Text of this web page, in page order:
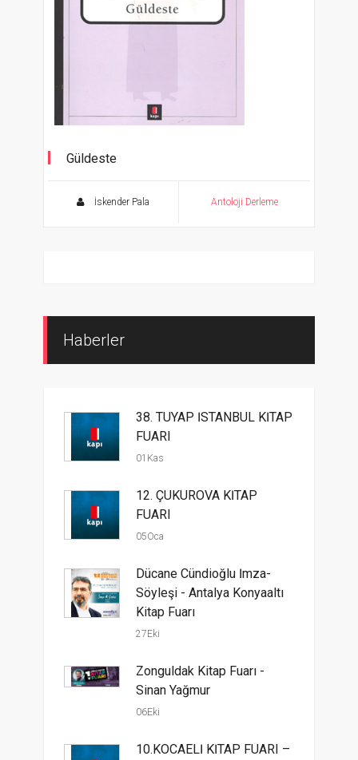
Güldeste
İskender Pala Antoloji Derleme
Haberler
38. TÜYAP İSTANBUL KİTAP
FUARI
01Kas
12. ÇUKUROVA KİTAP
FUARI
05Oca
Dücane Cündioğlu İmza-
Söyleşi - Antalya Konyaaltı
Kitap Fuarı
27Eki
Zonguldak Kitap Fuarı -
Sinan Yağmur
06Eki
10.KOCAELİ KİTAP FUARI –